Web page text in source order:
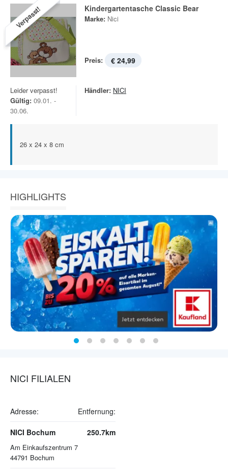
Verpasst! Kindergartentasche Classic Bear
Marke: Nici
Preis: € 24,99
Leider verpasst!
Gültig: 09.01. -
30.06.
Händler: NICI
26 x 24 x 8 cm
HIGHLIGHTS
NICI FILIALEN
Adresse: Entfernung:
NICI Bochum
Am Einkaufszentrum 7
44791 Bochum
250.7km